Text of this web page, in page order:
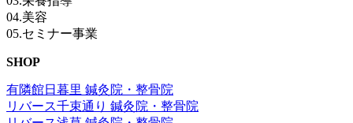
04.美容
05.セミナー事業
SHOP
有隣館日暮里 鍼灸院・整骨院
リバース千束通り 鍼灸院・整骨院